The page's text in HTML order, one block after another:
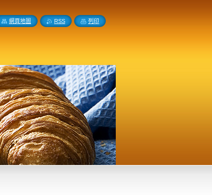
網頁地圖 RSS 列印